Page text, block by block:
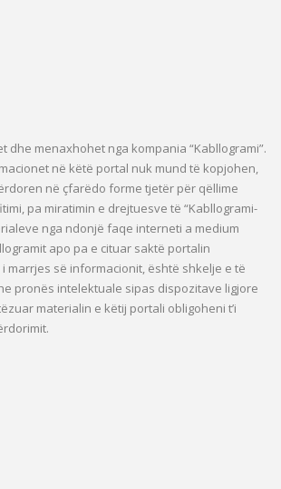
dhe menaxhohet nga kompania “Kabllogrami”.
në këtë portal nuk mund të kopjohen,
në çfarëdo forme tjetër për qëllime
pa miratimin e drejtuesve të “Kabllogrami-
nga ndonjë faqe interneti a medium
apo pa e cituar saktë portalin
marrjes së informacionit, është shkelje e të
pronës intelektuale sipas dispozitave ligjore
materialin e këtij portali obligoheni t’i